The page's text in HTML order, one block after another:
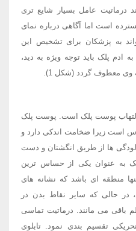
درماتیت عامل بسیار شایع تری
است اما آگاهی درباره نمای
به پزشکان برای تشخیص این
ادم پلک باید توجه ویژه به دید،
وی معطوف گردد (شکل 1).
پوست پلک است. پوست پلک
است زیرا ضخامت اندکی دارد و
ها از طریق انگشتان و دست
به عنوان یکی از حساس ترین
منطقه ای باشد که نشانه های
در حالی که سایر نقاط بدن در
باقی می مانند. درماتیت تماسی
تقسیم بندی نمود. تابلوی